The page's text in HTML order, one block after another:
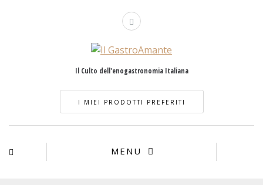
Il Culto dell'enogastronomia Italiana
I MIEI PRODOTTI PREFERITI
MENU